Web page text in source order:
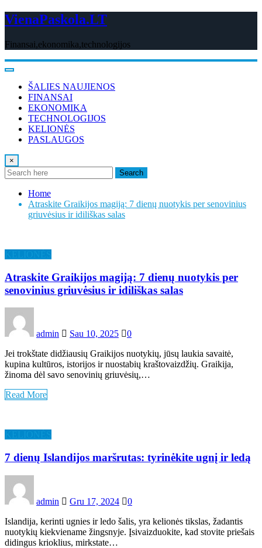
Skip
to
VienaPaskola.LT
Finansai,ekonomika,technologijos
ŠALIES NAUJIENOS
FINANSAI
EKONOMIKA
TECHNOLOGIJOS
KELIONĖS
PASLAUGOS
×
Search
Home
Atraskite Graikijos magiją: 7 dienų nuotykis per senovinius
griuvėsius ir idiliškas salas
Atraskite Graikijos magiją: 7 dienų nuotykis per
senovinius griuvėsius ir idiliškas salas
admin Sau 10, 2025
0
Jei trokštate didžiausių Graikijos nuotykių, jūsų laukia savaitė,
kupina kultūros, istorijos ir nuostabių kraštovaizdžių. Graikija,
žinoma dėl savo senovinių griuvėsių,…
Read More
7 dienų Islandijos maršrutas: tyrinėkite ugnį ir ledą
admin Gru 17, 2024
0
Islandija, kerinti ugnies ir ledo šalis, yra kelionės tikslas, žadantis
nuotykių kiekviename žingsnyje. Įsivaizduokite, kad stovite priešais
didingus krioklius, mirkstate…